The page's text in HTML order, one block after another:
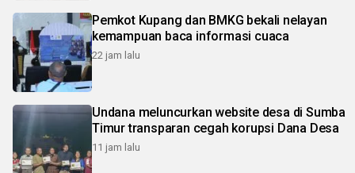
Pemkot Kupang dan BMKG bekali nelayan
kemampuan baca informasi cuaca
22 jam lalu
Undana meluncurkan website desa di Sumba
Timur transparan cegah korupsi Dana Desa
11 jam lalu